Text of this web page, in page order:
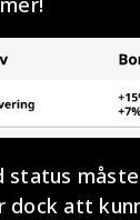
status
dock att